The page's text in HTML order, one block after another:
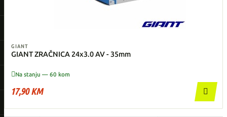
GIANT
GIANT ZRAČNICA 24x3.0 AV - 35mm
Na stanju — 60 kom
17,90 KM 